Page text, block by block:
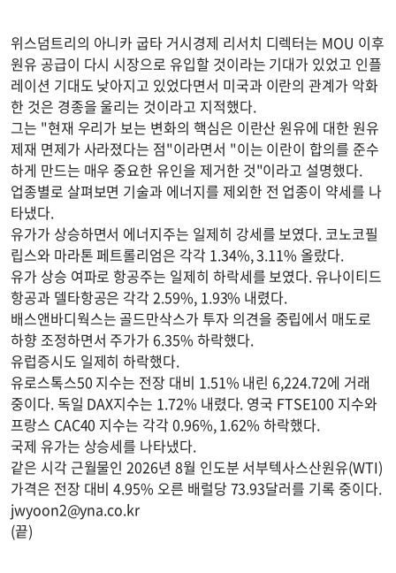
위스덤트리의 아니카 굽타 거시경제 리서치 디렉터는 MOU 이후
원유 공급이 다시 시장으로 유입할 것이라는 기대가 있었고 인플
레이션 기대도 낮아지고 있었다면서 미국과 이란의 관계가 악화
한 것은 경종을 울리는 것이라고 지적했다.
그는 "현재 우리가 보는 변화의 핵심은 이란산 원유에 대한 원유
제재 면제가 사라졌다는 점"이라면서 "이는 이란이 합의를 준수
하게 만드는 매우 중요한 유인을 제거한 것"이라고 설명했다.
업종별로 살펴보면 기술과 에너지를 제외한 전 업종이 약세를 나
타냈다.
유가가 상승하면서 에너지주는 일제히 강세를 보였다. 코노코필
립스와 마라톤 페트롤리엄은 각각 1.34%, 3.11% 올랐다.
유가 상승 여파로 항공주는 일제히 하락세를 보였다. 유나이티드
항공과 델타항공은 각각 2.59%, 1.93% 내렸다.
배스앤바디웍스는 골드만삭스가 투자 의견을 중립에서 매도로
하향 조정하면서 주가가 6.35% 하락했다.
유럽증시도 일제히 하락했다.
유로스톡스50 지수는 전장 대비 1.51% 내린 6,224.72에 거래
중이다. 독일 DAX지수는 1.72% 내렸다. 영국 FTSE100 지수와
프랑스 CAC40 지수는 각각 0.96%, 1.62% 하락했다.
국제 유가는 상승세를 나타냈다.
같은 시각 근월물인 2026년 8월 인도분 서부텍사스산원유(WTI)
가격은 전장 대비 4.95% 오른 배럴당 73.93달러를 기록 중이다.
jwyoon2@yna.co.kr
(끝)